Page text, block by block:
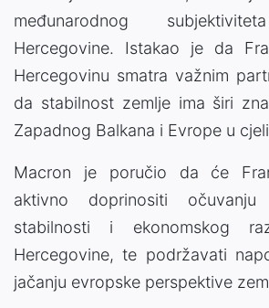
međunarodnog
Hercegovine. Istakao je da
Hercegovinu smatra važnim
da stabilnost zemlje ima širi
Zapadnog Balkana i Evrope u
Macron je poručio da će
aktivno doprinositi
stabilnosti i ekonomskog
Hercegovine, te podržavati
jačanju evropske perspektive